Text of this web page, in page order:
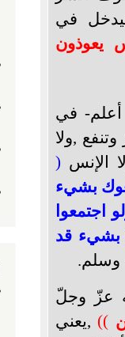
في
يعوذون
أعلم- في
,ولا
الإنس (
بشيء
اجتمعوا
بشيء قد
وسلم.
عزّ وجلّ
)) ,يعني